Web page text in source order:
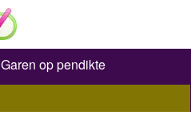
Garen op pendikte